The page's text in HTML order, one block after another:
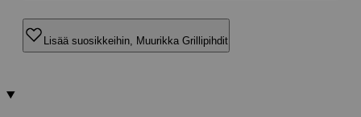
Lisää suosikkeihin, Muurikka Grillipihdit